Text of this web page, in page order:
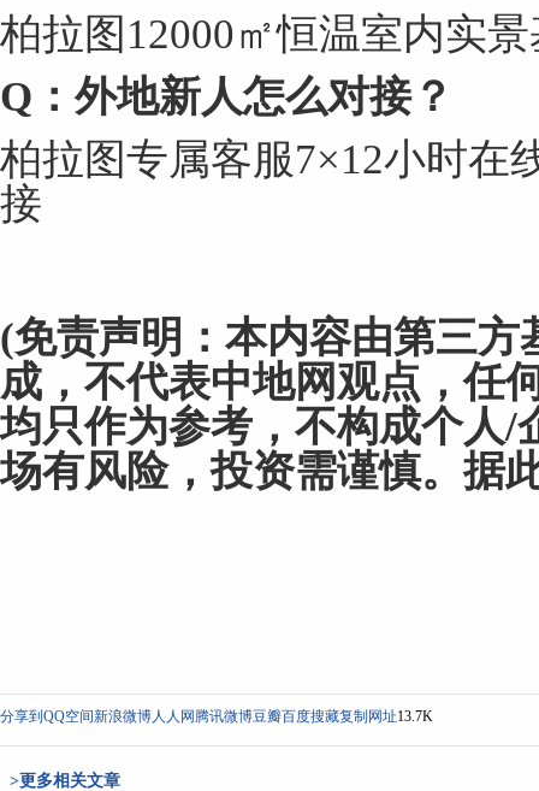
柏拉图12000㎡恒温室内实
Q ：外地新人怎么对接？
柏拉图专属客服7×12小时在
接
(免责声明： 本内容由第三方
成 ， 不代表中地网观点，任
均只作为参考，不构成个人/
场有风险，投资需谨慎。据
分享到QQ空间新浪微博 人人网腾讯微博豆瓣百度搜藏复制网址13.7K
>更多相关文章